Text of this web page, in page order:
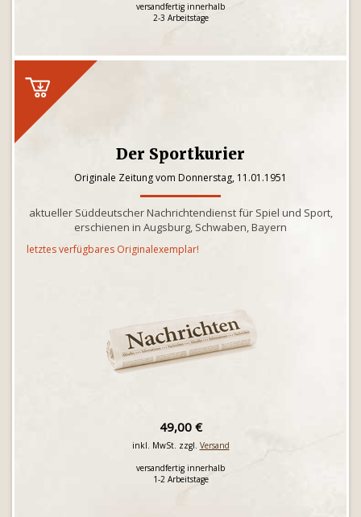
versandfertig innerhalb
2-3 Arbeitstage
Der Sportkurier
Originale Zeitung vom Donnerstag, 11.01.1951
aktueller Süddeutscher Nachrichtendienst für Spiel und Sport,
erschienen in Augsburg, Schwaben, Bayern
letztes verfügbares Originalexemplar!
49,00 €
inkl. MwSt. zzgl. Versand
versandfertig innerhalb
1-2 Arbeitstage